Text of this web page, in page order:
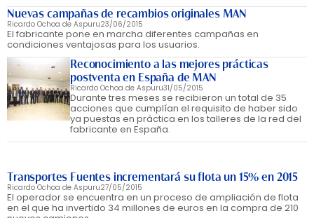
Nuevas campañas de recambios originales MAN
Ricardo Ochoa de Aspuru23/06/2015
El fabricante pone en marcha diferentes campañas en
condiciones ventajosas para los usuarios.
Reconocimiento a las mejores prácticas
postventa en España de MAN
Ricardo Ochoa de Aspuru31/05/2015
Durante tres meses se recibieron un total de 35
acciones que cumplían el requisito de haber sido
ya puestas en práctica en los talleres de la red del
fabricante en España.
Transportes Fuentes incrementará su flota un 15% en 2015
Ricardo Ochoa de Aspuru27/05/2015
El operador se encuentra en un proceso de ampliación de flota
en el que ha invertido 34 millones de euros en la compra de 210